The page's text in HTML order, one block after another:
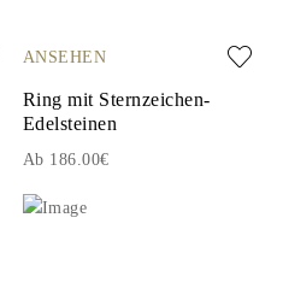
ANSEHEN
Ring mit Sternzeichen-
Edelsteinen
Ab 186.00€